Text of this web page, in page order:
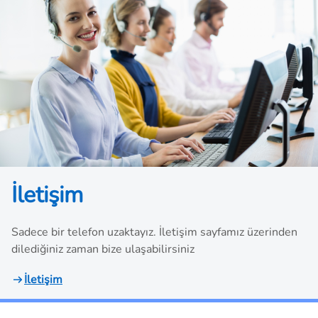
taşımacılığı nedir
etmektedir.
İletişim
Sadece bir telefon uzaktayız. İletişim sayfamız üzerinden
dilediğiniz zaman bize ulaşabilirsiniz
İletişim